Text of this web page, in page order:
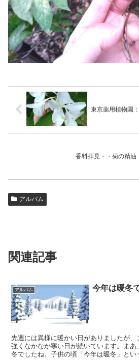
東京薬用植物園
香料拝見・・菊の精油
アルバム
関連記事
アルバム 今年は暖冬
先週には異様に暖かい日がありましたが
強くなかなか寒い日が続いています。ま
冬でしたね。子供の頃「今年は暖冬」とい